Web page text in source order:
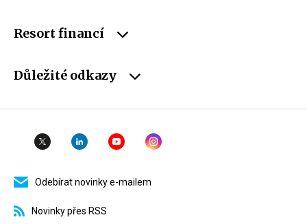
Resort financí
Důležité odkazy
Odebírat novinky e-mailem
Novinky přes RSS